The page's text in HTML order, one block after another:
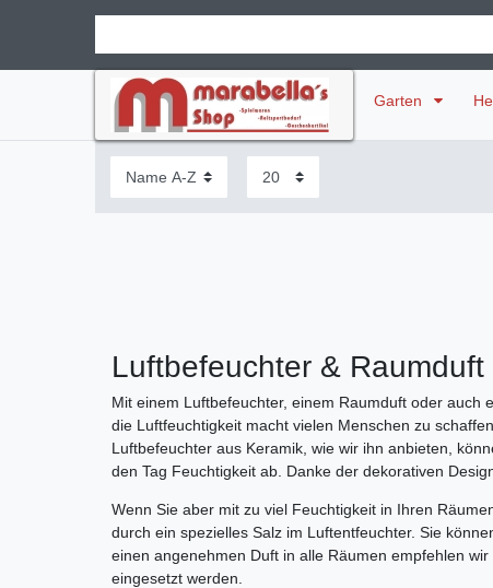
Garten
Luftbefeuchter &
Mit einem Luftbefeuchter, einem Raumduft oder auch
die Luftfeuchtigkeit macht vielen Menschen zu
Luftbefeuchter aus Keramik, wie wir ihn anbieten,
den Tag Feuchtigkeit ab. Danke der dekorativen
Wenn Sie aber mit zu viel Feuchtigkeit in Ihren
durch ein spezielles Salz im Luftentfeuchter. Sie
einen angenehmen Duft in alle Räumen empfehlen
eingesetzt werden.